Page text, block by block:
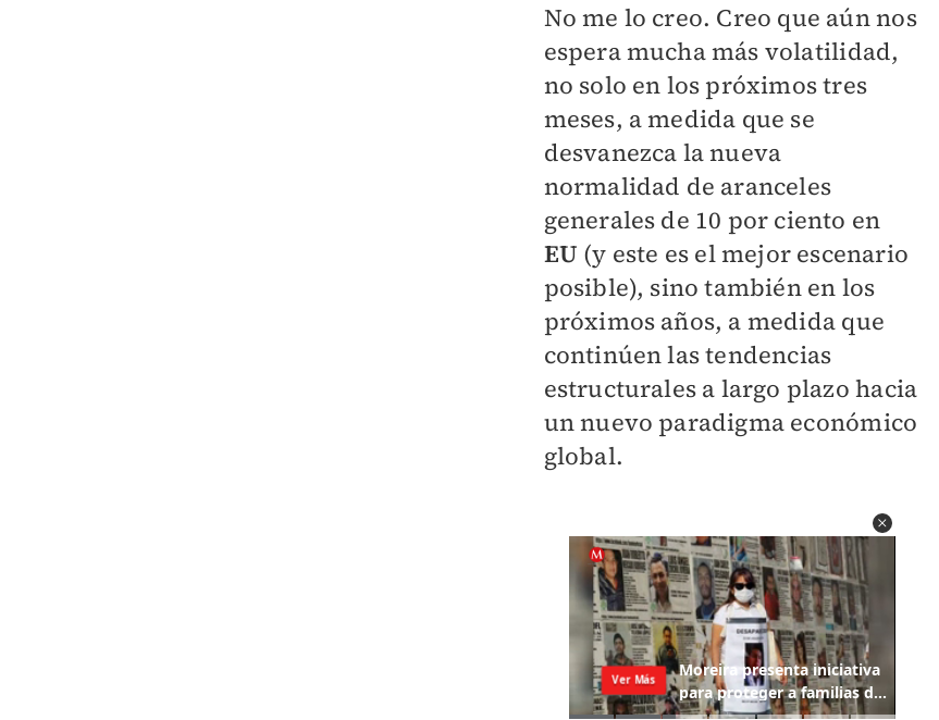
No me lo creo. Creo que aún nos
espera mucha más volatilidad,
no solo en los próximos tres
meses, a medida que se
desvanezca la nueva
normalidad de aranceles
generales de 10 por ciento en
EU (y este es el mejor escenario
posible), sino también en los
próximos años, a medida que
continúen las tendencias
estructurales a largo plazo hacia
un nuevo paradigma económico
global.